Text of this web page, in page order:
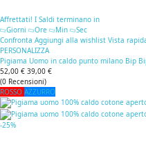
Affrettati! I Saldi terminano in
Giorni
Ore Min
Sec
Confronta Aggiungi alla wishlist Vista
PERSONALIZZA
Pigiama Uomo in caldo punto milano Bip
52,00 € 39,00 €
(0 Recensioni)
ROSSO AZZURRO
-25%